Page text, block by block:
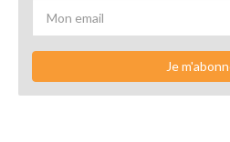
Je